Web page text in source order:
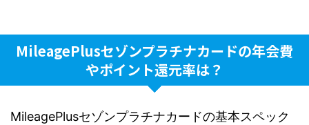
MileagePlusセゾンプラチナカードの年会費
やポイント還元率は？
MileagePlusセゾンプラチナカードの基本スペック